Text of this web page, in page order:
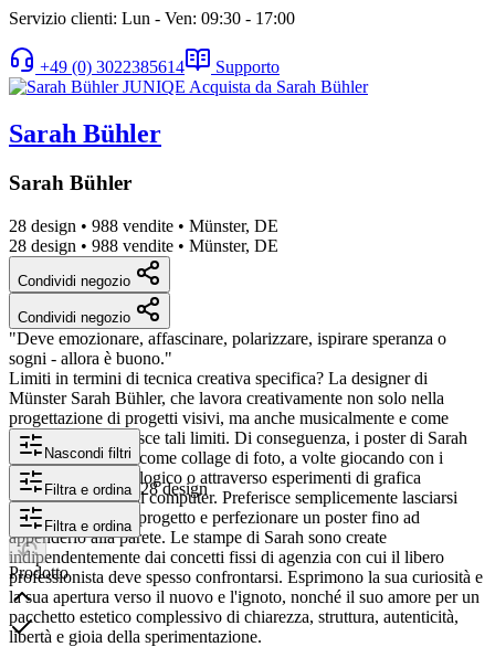
Servizio clienti: Lun - Ven: 09:30 - 17:00
+49 (0) 3022385614 Supporto
Sarah Bühler
Sarah Bühler
28 design • 988 vendite • Münster, DE
28 design • 988 vendite • Münster, DE
Condividi negozio
Condividi negozio
"Deve emozionare, affascinare, polarizzare, ispirare speranza o
sogni - allora è buono."
Limiti in termini di tecnica creativa specifica? La designer di
Münster Sarah Bühler, che lavora creativamente non solo nella
progettazione di progetti visivi, ma anche musicalmente e come
modella, non conosce tali limiti. Di conseguenza, i poster di Sarah
sono a volte creati come collage di foto, a volte giocando con i
colori in modo analogico o attraverso esperimenti di grafica
vettoriale digitale al computer. Preferisce semplicemente lasciarsi
coinvolgere da un progetto e perfezionare un poster fino ad
appenderlo alla parete. Le stampe di Sarah sono create
indipendentemente dai concetti fissi di agenzia con cui il libero
professionista deve spesso confrontarsi. Esprimono la sua curiosità e
la sua apertura verso il nuovo e l'ignoto, nonché il suo amore per un
pacchetto estetico complessivo di chiarezza, struttura, autenticità,
libertà e gioia della sperimentazione.
Nascondi filtri
Filtra e ordina 28 design
Filtra e ordina
Prodotto